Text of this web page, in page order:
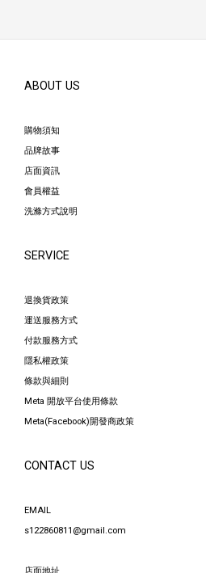
ABOUT US
購物須知
品牌故事
店面資訊
會員權益
洗滌方式說明
SERVICE
退換貨政策
運送服務方式
付款服務方式
隱私權政策
條款與細則
Meta 開放平台使用條款
Meta(Facebook)開發商政策
CONTACT US
EMAIL
s122860811@gmail.com